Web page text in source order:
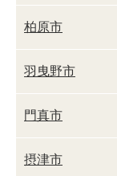
柏原市
羽曳野市
門真市
摂津市